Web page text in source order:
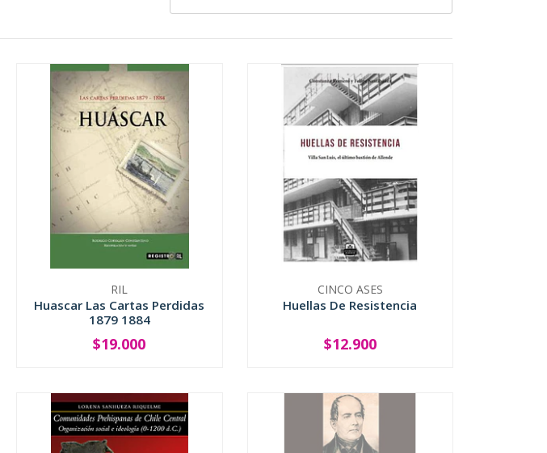
RIL
Huascar Las Cartas Perdidas
1879 1884
+
$19.000
CINCO ASES
Huellas De Resistencia
+
$12.900